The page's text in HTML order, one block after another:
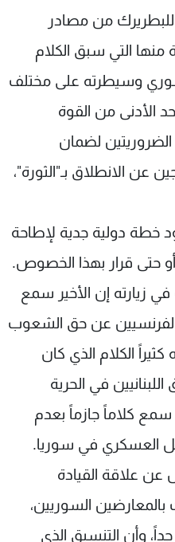
للبطريرك من مصادر
منها التي سبق الكلام
وسيطرته على مختلف
الأدنى من القوة
الضروريتين لضمان
عن الانطلاق بـ"الثورة"،
خطة دولية جدية لإطاحة
حتى قرار بهذا الخصوص.
زيارته إن الأخير سمع
عن حق الشعوب
الكلام الذي كان
في الحرية
كلاماً جازماً بعدم
العسكري في سوريا.
علاقة القيادة
بالمعارضين السوريين،
وأن التنسيق الذي